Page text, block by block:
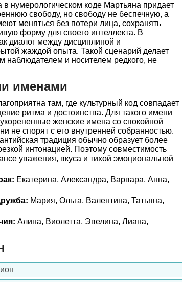
в нумерологическом коде Мартьяна придает
свободу, но свободу не беспечную, а
меняться без потери лица, сохранять
форму для своего интеллекта. В
диалог между дисциплиной и
жаждой опыта. Такой сценарий делает
наблюдателем и носителем редкого, не
именами
там, где культурный код совпадает
ритма и достоинства. Для такого имени
женские имена со спокойной
не спорят с его внутренней собранностью.
традиция обычно образует более
интонацией. Поэтому совместимость
уважения, вкуса и тихой эмоциональной
Екатерина, Александра, Варвара, Анна,
Мария, Ольга, Валентина, Татьяна,
Алина, Виолетта, Эвелина, Лиана,